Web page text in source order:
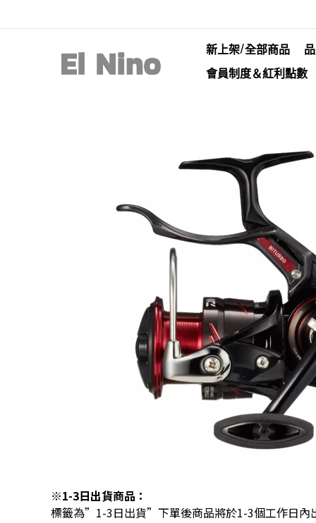
新上架/全部商品
會員制度＆紅利點數
※1-3日出貨商品：
標籤為”1-3日出貨”下單後商品將於1-3個工作日內